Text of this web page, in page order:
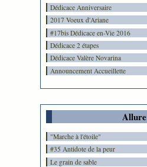
Dédicace Anniversaire
2017 Voeux d'Ariane
#17bis Dédicace en-Vie 2016
Dédicace 2 étapes
Dédicace Valère Novarina
Announcement Accueillette
Allure
"Marche à l'étoile"
#35 Antidote de la peur
Le grain de sable